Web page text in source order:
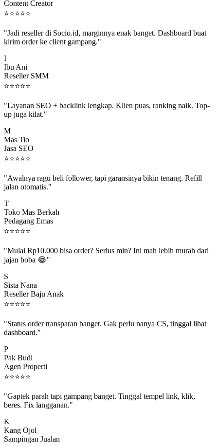
⭐⭐⭐⭐⭐
kirim order ke client gampang."
Ibu Ani
Reseller SMM
⭐⭐⭐⭐⭐
up juga kilat."
Mas Tio
Jasa SEO
⭐⭐⭐⭐⭐
jalan otomatis."
Toko Mas Berkah
Pedagang Emas
⭐⭐⭐⭐⭐
jajan boba 😂"
Sista Nana
Reseller Baju Anak
⭐⭐⭐⭐⭐
dashboard."
Pak Budi
Agen Properti
⭐⭐⭐⭐⭐
beres. Fix langganan."
Kang Ojol
Sampingan Jualan
⭐⭐⭐⭐⭐